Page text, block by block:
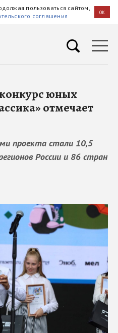
пользоваться сайтом,
соглашения OK
юных
отмечает
проекта стали 10,5
России и 86 стран